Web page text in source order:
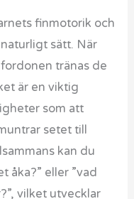
finmotorik och
sätt. När
tränas de
är en viktig
som att
setet till
kan du
åka?” eller ”vad
vilket utvecklar